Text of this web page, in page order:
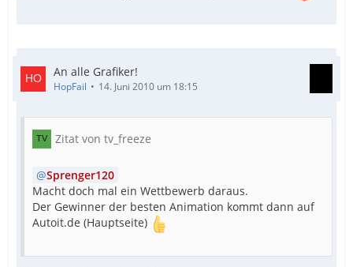
An alle Grafiker!
HopFail 14. Juni 2010 um 18:15
Zitat von tv_freeze
Sprenger120
Macht doch mal ein Wettbewerb daraus.
Der Gewinner der besten Animation kommt dann auf
Autoit.de (Hauptseite)